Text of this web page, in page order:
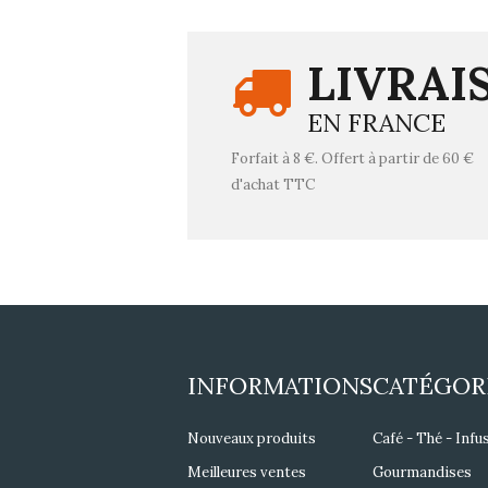
EN FRANCE
Forfait à 8 €. Offert à partir de 60 €
d'achat TTC
INFORMATIONS
Nouveaux produits
Meilleures ventes
Café - Thé -
Gourmandises